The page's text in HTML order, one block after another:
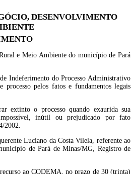
DESENVOLVIMENTO
e Meio Ambiente do município de Pará
Indeferimento do Processo Administrativo
processo pelos fatos e fundamentos legais
extinto o processo quando exaurida sua
inútil ou prejudicado por fato
2002.
Luciano da Costa Vilela, referente ao
de Pará de Minas/MG, Registro de
ao CODEMA, no prazo de 30 (trinta)